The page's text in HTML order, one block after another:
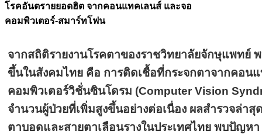
โรคอันตรายยอดฮิต จากคอนแทคเลนส์ และจอ
คอมพิวเตอร์-สมาร์ทโฟน
จากสถิติรายงานโรคตาของราชวิทยาลัยจักษุแพทย์
ขึ้นในสังคมไทย คือ การติดเชื้อที่กระจกตาจากคอน
คอมพิวเตอร์วิชั่นซินโดรม (Computer Vision
จำนวนผู้ป่วยที่เพิ่มสูงขึ้นอย่างต่อเนื่อง ผลสำรวจล่าสุ
ตาบอดและสายตาเลือนรางในประเทศไทย พบปัญห